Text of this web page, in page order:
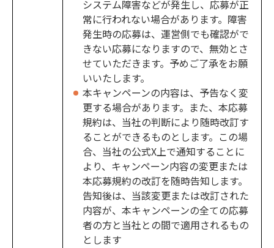
システム障害などが発生し、応募が正
常に行われない場合があります。障害
発生時の応募は、運営側でも確認がで
きない応募になりますので、無効とさ
せていただきます。予めご了承をお願
いいたします。
本キャンペーンの内容は、予告なく変
更する場合があります。また、本応募
規約は、当社の判断により随時改訂す
ることができるものとします。この場
合、当社の公式X上で通知することに
より、キャンペーン内容の変更または
本応募規約の改訂を随時告知します。
告知後は、当該変更または改訂された
内容が、本キャンペーンの全ての応募
者の方と当社との間で適用されるもの
とします